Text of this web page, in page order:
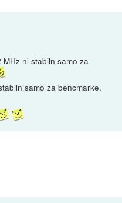
ni stabiln samo za
samo za bencmarke.